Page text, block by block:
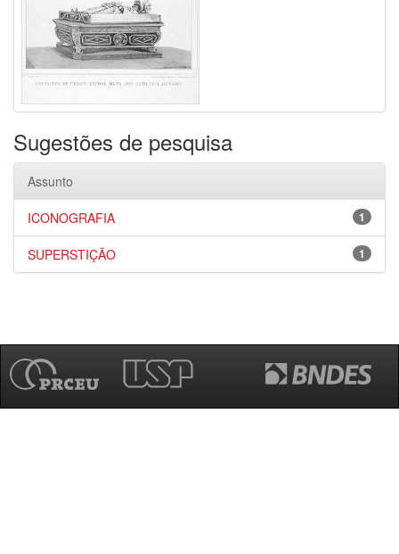
Sugestões de pesquisa
Assunto
1
ICONOGRAFIA
1
SUPERSTIÇÃO